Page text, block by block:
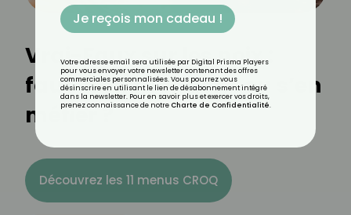
Vrai-Faux sur les noix :
faut-il en manger… ou s’en
méfier ?
Découvrez les 11 menus CROQ
Je reçois mon cadeau !
Votre adresse email sera utilisée par Digital Prisma Players
pour vous envoyer votre newsletter contenant des offres
commerciales personnalisées. Vous pourrez vous
désinscrire en utilisant le lien de désabonnement intégré
dans la newsletter. Pour en savoir plus et exercer vos droits,
prenez connaissance de notre Charte de Confidentialité.